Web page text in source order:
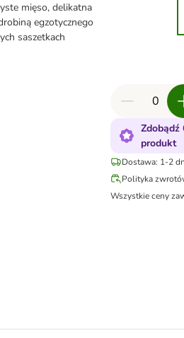
mięso, delikatna
egzotycznego
saszetkach
Zdobądź
produkt
Dostawa: 1-2
Polityka
Wszystkie ceny